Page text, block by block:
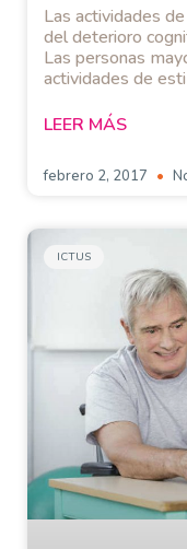
Las actividades
del deterioro
Las personas
actividades de
LEER MÁS
febrero 2, 2017
ICTUS